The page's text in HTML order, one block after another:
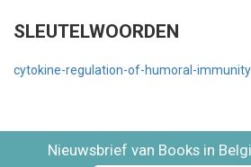
SLEUTELWOORDEN
cytokine-regulation-of-humoral-immunity
Nieuwsbrief van Books in